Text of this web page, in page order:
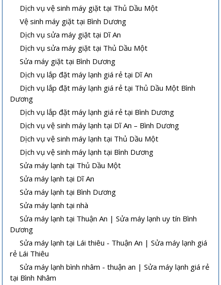
Dịch vụ vệ sinh máy giặt tại Thủ Dầu Một
Vệ sinh máy giặt tại Bình Dương
Dịch vụ sửa máy giặt tại Dĩ An
Dịch vụ sửa máy giặt tại Thủ Dầu Một
Sửa máy giặt tại Bình Dương
Dịch vụ lắp đặt máy lạnh giá rẻ tại Dĩ An
Dịch vụ lắp đặt máy lạnh giá rẻ tại Thủ Dầu Một Bình
Dương
Dịch vụ lắp đặt máy lạnh giá rẻ tại Bình Dương
Dịch vụ vệ sinh máy lạnh tại Dĩ An – Bình Dương
Dịch vụ vệ sinh máy lạnh tại Thủ Dầu Một
Dịch vụ vệ sinh máy lạnh tại Bình Dương
Sửa máy lạnh tại Thủ Dầu Một
Sửa máy lạnh tại Dĩ An
Sửa máy lạnh tại Bình Dương
Sửa máy lạnh tại nhà
Sửa máy lạnh tại Thuận An | Sửa máy lạnh uy tín Bình
Dương
Sửa máy lạnh tại Lái thiêu - Thuận An | Sửa máy lạnh giá
rẻ Lái Thiêu
Sửa máy lạnh bình nhâm - thuận an | Sửa máy lạnh giá rẻ
tại Bình Nhâm